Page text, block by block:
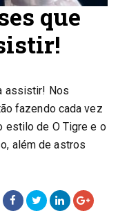
que
assistir! Nos
fazendo cada vez
estilo de O Tigre e o
além de astros